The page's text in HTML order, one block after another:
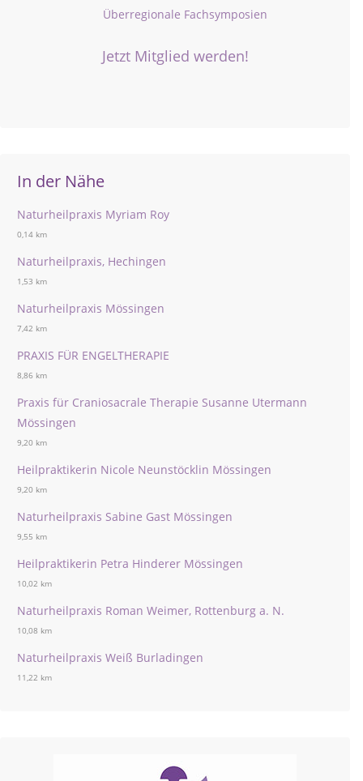
Überregionale Fachsymposien
Jetzt Mitglied werden!
In der Nähe
Naturheilpraxis Myriam Roy
0,14 km
Naturheilpraxis, Hechingen
1,53 km
Naturheilpraxis Mössingen
7,42 km
PRAXIS FÜR ENGELTHERAPIE
8,86 km
Praxis für Craniosacrale Therapie Susanne Utermann
Mössingen
9,20 km
Heilpraktikerin Nicole Neunstöcklin Mössingen
9,20 km
Naturheilpraxis Sabine Gast Mössingen
9,55 km
Heilpraktikerin Petra Hinderer Mössingen
10,02 km
Naturheilpraxis Roman Weimer, Rottenburg a. N.
10,08 km
Naturheilpraxis Weiß Burladingen
11,22 km